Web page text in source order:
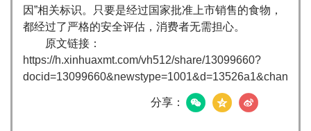
因”相关标识。只要是经过国家批准上市销售的食物，
都经过了严格的安全评估，消费者无需担心。
原文链接：
https://h.xinhuaxmt.com/vh512/share/13099660?
分享：